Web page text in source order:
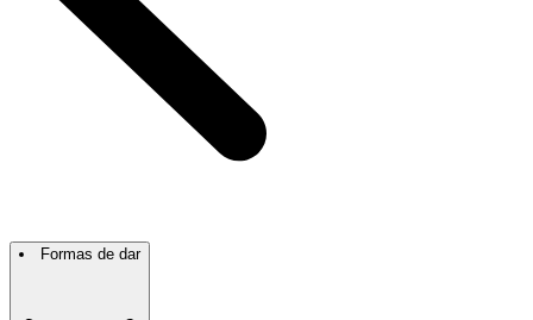
Formas de dar